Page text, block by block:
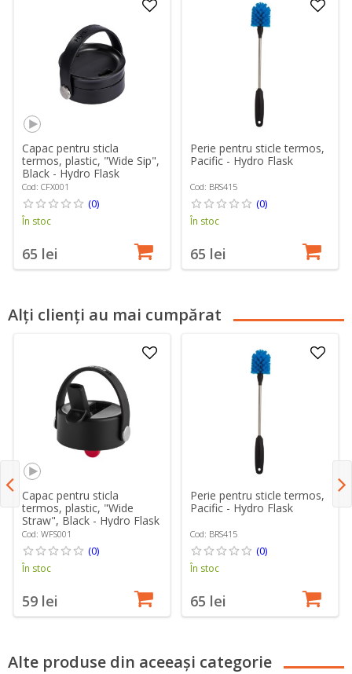
Capac pentru sticla
termos, plastic, "Wide Sip",
Black - Hydro Flask
Cod: CFX001
(0)
În stoc
65 lei
Perie pentru sticle termos,
Pacific - Hydro Flask
Cod: BRS415
(0)
În stoc
65 lei
Alți clienți au mai cumpărat
Capac pentru sticla
termos, plastic, "Wide
Straw", Black - Hydro Flask
Cod: WFS001
(0)
În stoc
59 lei
Perie pentru sticle termos,
Pacific - Hydro Flask
Cod: BRS415
(0)
În stoc
65 lei
Alte produse din aceeași categorie